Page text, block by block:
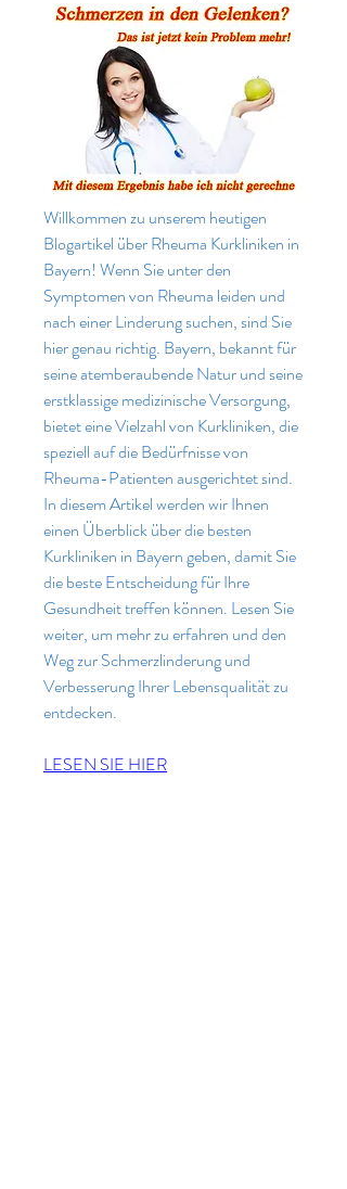
Willkommen zu unserem heutigen
Blogartikel über Rheuma Kurkliniken in
Bayern! Wenn Sie unter den
Symptomen von Rheuma leiden und
nach einer Linderung suchen, sind Sie
hier genau richtig. Bayern, bekannt für
seine atemberaubende Natur und seine
erstklassige medizinische Versorgung,
bietet eine Vielzahl von Kurkliniken, die
speziell auf die Bedürfnisse von
Rheuma-Patienten ausgerichtet sind.
In diesem Artikel werden wir Ihnen
einen Überblick über die besten
Kurkliniken in Bayern geben, damit Sie
die beste Entscheidung für Ihre
Gesundheit treffen können. Lesen Sie
weiter, um mehr zu erfahren und den
Weg zur Schmerzlinderung und
Verbesserung Ihrer Lebensqualität zu
entdecken.
LESEN SIE HIER